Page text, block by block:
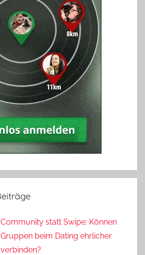
Community statt Swipe: Können
Gruppen beim Dating ehrlicher
verbinden?